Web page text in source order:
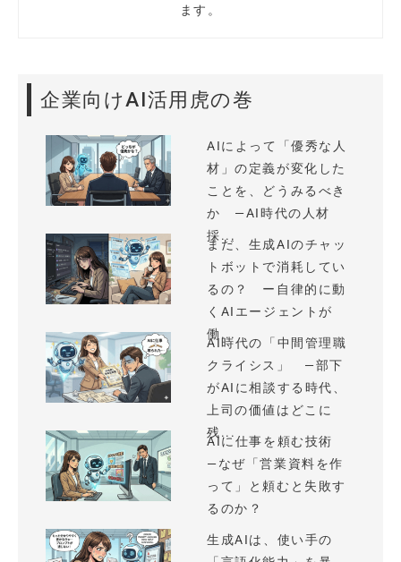
ます。
企業向けAI活用虎の巻
AIによって「優秀な人
材」の定義が変化した
ことを、どうみるべき
か —AI時代の人材
採...
まだ、生成AIのチャッ
トボットで消耗してい
るの？ ー自律的に動
くAIエージェントが
働...
AI時代の「中間管理職
クライシス」 —部下
がAIに相談する時代、
上司の価値はどこに
残...
AIに仕事を頼む技術
—なぜ「営業資料を作
って」と頼むと失敗す
るのか？
生成AIは、使い手の